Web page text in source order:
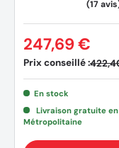
Poids net du produit
Produit livré avec
Sans batterie ni
Prix conseillé :
247,69 €
En stock
Livraison gratuite
Métropolitaine